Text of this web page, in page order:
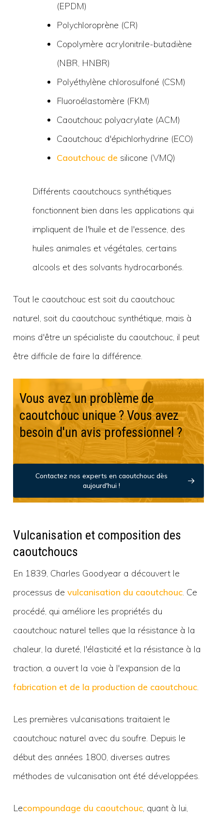
(EPDM)
Polychloroprène (CR)
Copolymère acrylonitrile-butadiène
(NBR, HNBR)
Polyéthylène chlorosulfoné (CSM)
Fluoroélastomère (FKM)
Caoutchouc polyacrylate (ACM)
Caoutchouc d'épichlorhydrine (ECO)
Caoutchouc de silicone (VMQ)
Différents caoutchoucs synthétiques
fonctionnent bien dans les applications qui
impliquent de l'huile et de l'essence, des
huiles animales et végétales, certains
alcools et des solvants hydrocarbonés.
Tout le caoutchouc est soit du caoutchouc
naturel, soit du caoutchouc synthétique, mais à
moins d'être un spécialiste du caoutchouc, il peut
être difficile de faire la différence.
Vous avez un problème de
caoutchouc unique ? Vous avez
besoin d'un avis professionnel ?
Contactez nos experts en caoutchouc dès
aujourd'hui !
Vulcanisation et composition des
caoutchoucs
En 1839, Charles Goodyear a découvert le
processus de vulcanisation du caoutchouc. Ce
procédé, qui améliore les propriétés du
caoutchouc naturel telles que la résistance à la
chaleur, la dureté, l'élasticité et la résistance à la
traction, a ouvert la voie à l'expansion de la
fabrication et de la production de caoutchouc.
Les premières vulcanisations traitaient le
caoutchouc naturel avec du soufre. Depuis le
début des années 1800, diverses autres
méthodes de vulcanisation ont été développées.
Lecompoundage du caoutchouc, quant à lui,